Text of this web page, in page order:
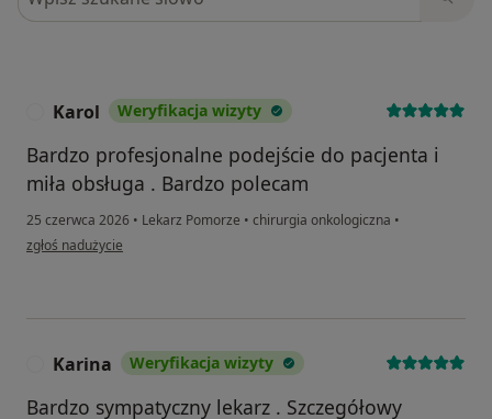
Karol Weryfikacja wizyty
Bardzo profesjonalne podejście do pacjenta i
miła obsługa . Bardzo polecam
25 czerwca 2026 • Lekarz Pomorze • chirurgia onkologiczna •
w opinii użytkownika Karol
zgłoś nadużycie
Karina Weryfikacja wizyty
Bardzo sympatyczny lekarz . Szczegółowy